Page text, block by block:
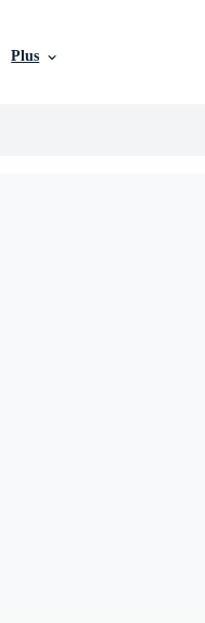
Plus